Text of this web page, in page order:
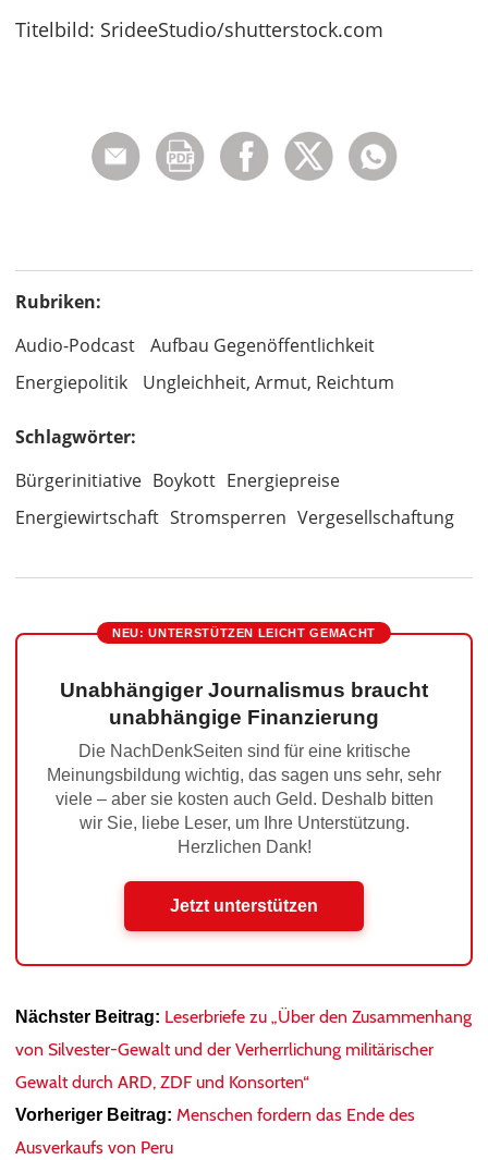
Titelbild: SrideeStudio/shutterstock.com
Rubriken:
Audio-Podcast
Aufbau Gegenöffentlichkeit
Energiepolitik
Ungleichheit, Armut, Reichtum
Schlagwörter:
Bürgerinitiative Boykott Energiepreise
Energiewirtschaft Stromsperren Vergesellschaftung
NEU: UNTERSTÜTZEN LEICHT GEMACHT
Unabhängiger Journalismus braucht
unabhängige Finanzierung
Die NachDenkSeiten sind für eine kritische
Meinungsbildung wichtig, das sagen uns sehr, sehr
viele – aber sie kosten auch Geld. Deshalb bitten
wir Sie, liebe Leser, um Ihre Unterstützung.
Herzlichen Dank!
Jetzt unterstützen
Nächster Beitrag: Leserbriefe zu „Über den Zusammenhang
von Silvester-Gewalt und der Verherrlichung militärischer
Gewalt durch ARD, ZDF und Konsorten“
Vorheriger Beitrag: Menschen fordern das Ende des
Ausverkaufs von Peru